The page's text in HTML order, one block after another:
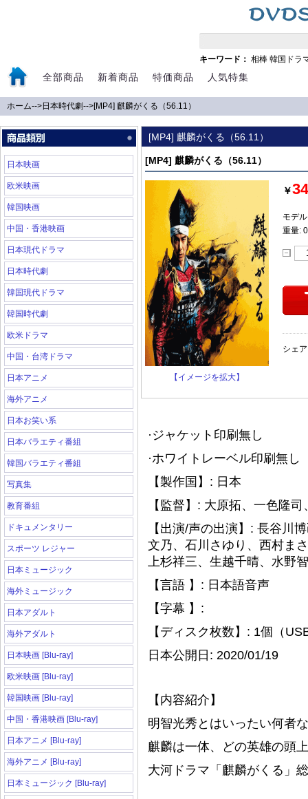
キーワード： 相棒 韓国ドラ
全部商品 新着商品 特価商品 人気特集
ホーム-->日本時代劇-->[MP4] 麒麟がくる（56.11）
日本映画
欧米映画
韓国映画
中国・香港映画
日本現代ドラマ
日本時代劇
韓国現代ドラマ
韓国時代劇
欧米ドラマ
中国・台湾ドラマ
日本アニメ
海外アニメ
日本お笑い系
日本バラエティ番組
韓国バラエティ番組
写真集
教育番組
ドキュメンタリー
スポーツ レジャー
日本ミュージック
海外ミュージック
日本アダルト
海外アダルト
日本映画 [Blu-ray]
欧米映画 [Blu-ray]
韓国映画 [Blu-ray]
中国・香港映画 [Blu-ray]
日本アニメ [Blu-ray]
海外アニメ [Blu-ray]
日本ミュージック [Blu-ray]
[MP4] 麒麟がくる（56.11）
[MP4] 麒麟がくる（56.11）
【イメージを拡大】
￥
モデ
重量:
シェ
·ジャケット印刷無し
·ホワイトレーベル印刷無
【製作国】: 日本
【監督】: 大原拓、一色隆
【出演/声の出演】: 長谷川
文乃、石川さゆり、西村ま
上杉祥三、生越千晴、水野
【言語 】: 日本語音声
【字幕 】:
【ディスク枚数】: 1個（
日本公開日: 2020/01/19
【内容紹介】
明智光秀とはいったい何者
麒麟は一体、どの英雄の頭
大河ドラマ「麒麟がくる」